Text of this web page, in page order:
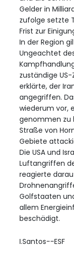
Gelder in
zufolge setzte
Frist zur
In der Region
Ungeachtet
zuständige
erklärte, der
angegriffen.
wiederum vor,
genommen zu
Straße von
Gebiete
Die USA und
Luftangriffen
reagierte
Golfstaaten
allem
beschädigt.
I.Santos--ESF